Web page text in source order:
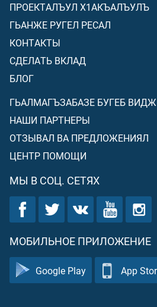
ПРОЕКТАЛЪУЛ Х1АКЪАЛЪУЛЪ
ГЬАНЖЕ РУГЕЛ РЕСАЛ
КОНТАКТЫ
СДЕЛАТЬ ВКЛАД
БЛОГ
ГЬАЛМАГЪЗАБАЗЕ БУГЕБ
НАШИ ПАРТНЕРЫ
ОТЗЫВАЛ ВА ПРЕДЛОЖЕНИЯЛ
ЦЕНТР ПОМОЩИ
МЫ В СОЦ. СЕТЯХ
МОБИЛЬНОЕ ПРИЛОЖЕНИЕ
Google Play App